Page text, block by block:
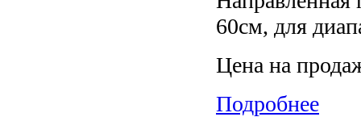
60см, для
Цена на
Подробнее